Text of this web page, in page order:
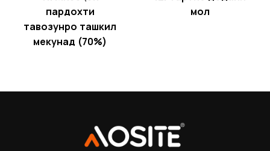
пардохти
тавозунро ташкил
мекунад (70%)
мол